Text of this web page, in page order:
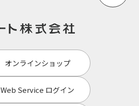
オンラインショップ
Web Service ログイン